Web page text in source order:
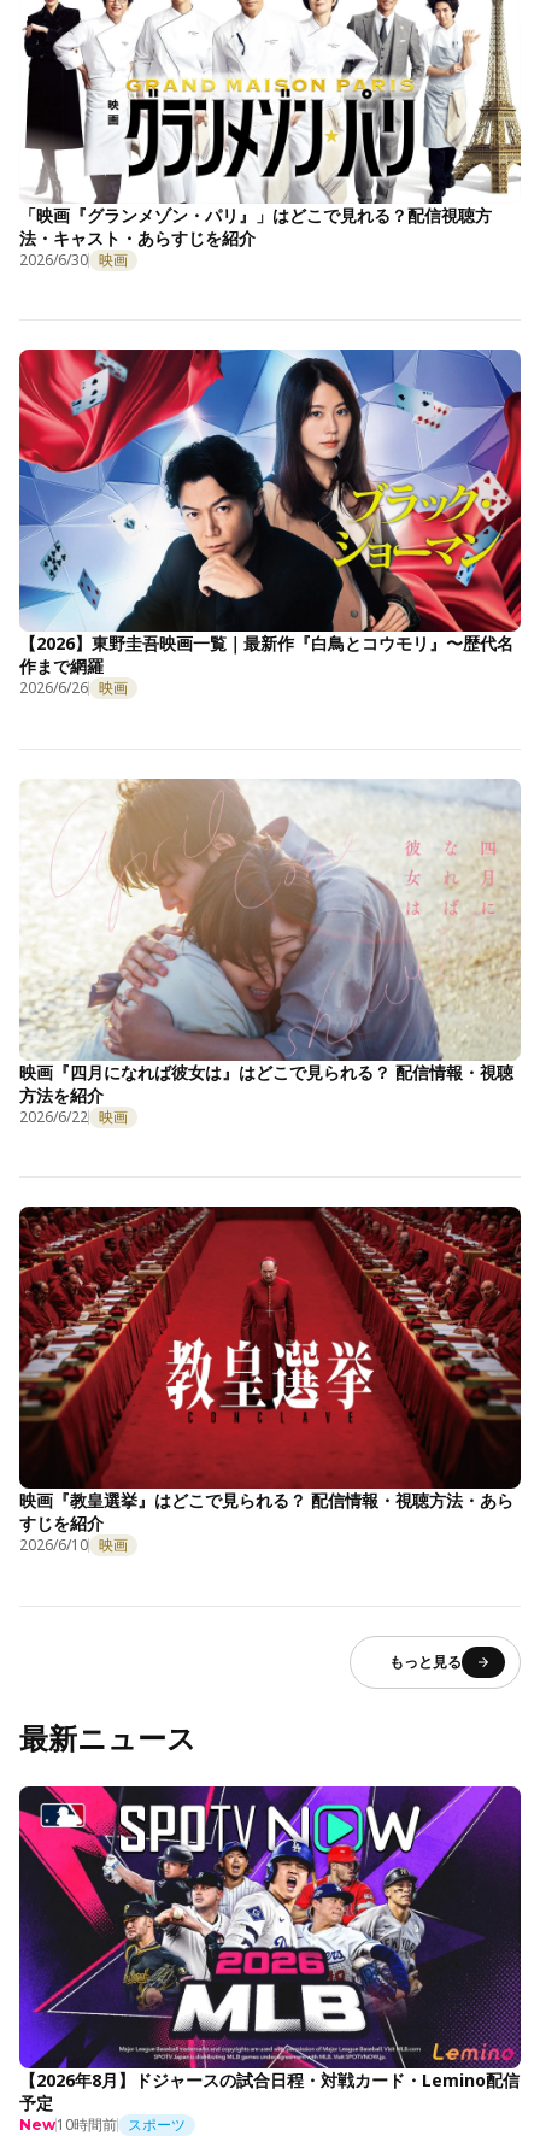
「映画『グランメゾン・パリ』」はどこで見れる？配信視聴方
法・キャスト・あらすじを紹介
2026/6/30 映画
【2026】東野圭吾映画一覧｜最新作『白鳥とコウモリ』〜歴代名
作まで網羅
2026/6/26 映画
映画『四月になれば彼女は』はどこで見られる？ 配信情報・視聴
方法を紹介
2026/6/22 映画
映画『教皇選挙』はどこで見られる？ 配信情報・視聴方法・あら
すじを紹介
2026/6/10 映画
もっと見る
最新ニュース
【2026年8月】ドジャースの試合日程・対戦カード・Lemino配信
予定
New10時間前 スポーツ